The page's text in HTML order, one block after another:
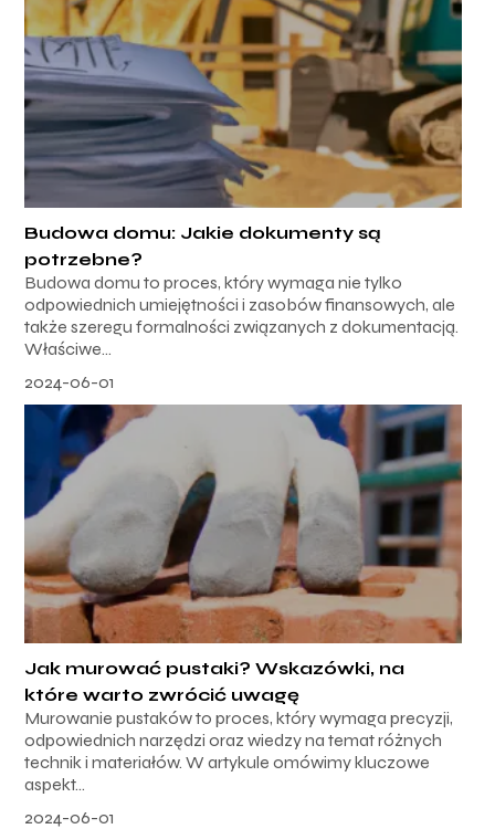
Budowa domu: Jakie dokumenty są
potrzebne?
Budowa domu to proces, który wymaga nie tylko
odpowiednich umiejętności i zasobów finansowych, ale
także szeregu formalności związanych z dokumentacją.
Właściwe...
2024-06-01
Jak murować pustaki? Wskazówki, na
które warto zwrócić uwagę
Murowanie pustaków to proces, który wymaga precyzji,
odpowiednich narzędzi oraz wiedzy na temat różnych
technik i materiałów. W artykule omówimy kluczowe
aspekt...
2024-06-01